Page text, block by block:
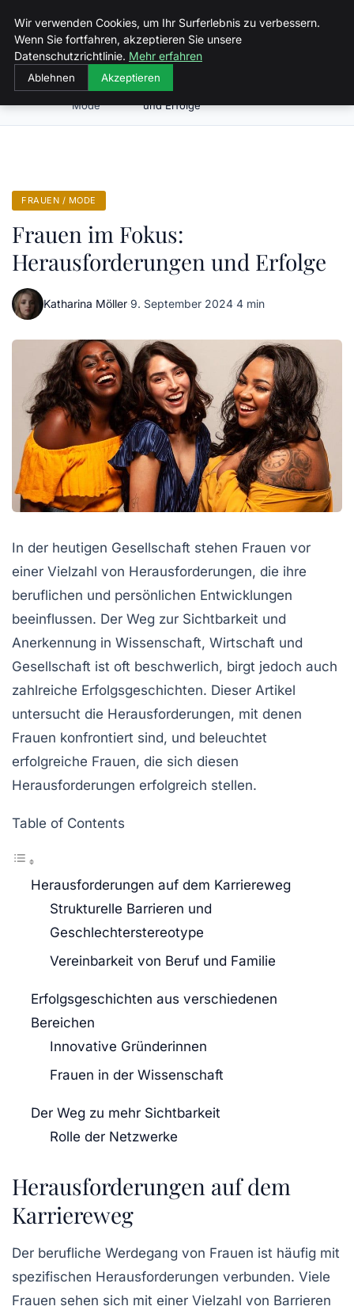
Malzminden
Frauen /
Mode
Frauen im Fokus: Herausforderungen
und Erfolge
FRAUEN / MODE
Frauen im Fokus:
Herausforderungen und Erfolge
Katharina Möller·9. September 2024·4 min
In der heutigen Gesellschaft stehen Frauen vor
einer Vielzahl von Herausforderungen, die ihre
beruflichen und persönlichen Entwicklungen
beeinflussen. Der Weg zur Sichtbarkeit und
Anerkennung in Wissenschaft, Wirtschaft und
Gesellschaft ist oft beschwerlich, birgt jedoch auch
zahlreiche Erfolgsgeschichten. Dieser Artikel
untersucht die Herausforderungen, mit denen
Frauen konfrontiert sind, und beleuchtet
erfolgreiche Frauen, die sich diesen
Herausforderungen erfolgreich stellen.
Table of Contents
Herausforderungen auf dem Karriereweg
Strukturelle Barrieren und
Geschlechterstereotype
Vereinbarkeit von Beruf und Familie
Erfolgsgeschichten aus verschiedenen
Bereichen
Innovative Gründerinnen
Frauen in der Wissenschaft
Der Weg zu mehr Sichtbarkeit
Rolle der Netzwerke
Herausforderungen auf dem
Karriereweg
Der berufliche Werdegang von Frauen ist häufig mit
spezifischen Herausforderungen verbunden. Viele
Frauen sehen sich mit einer Vielzahl von Barrieren
Wir verwenden Cookies, um Ihr Surferlebnis zu verbessern.
Wenn Sie fortfahren, akzeptieren Sie unsere
Datenschutzrichtlinie. Mehr erfahren
Ablehnen Akzeptieren